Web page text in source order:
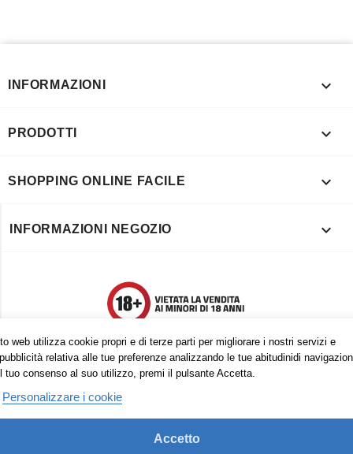
web utilizza cookie propri e di terze parti per migliorare i nostri servizi e
relativa alle tue preferenze analizzando le tue abitudinidi
tuo consenso al suo utilizzo, premi il pulsante Accetta.
Personalizzare i cookie
Accetto
INFORMAZIONI 
PRODOTTI 
SHOPPING ONLINE FACILE 
INFORMAZIONI NEGOZIO 
Trovaci anche su: